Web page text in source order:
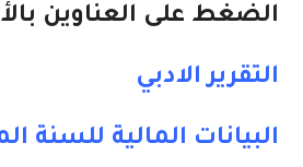
الضغط على العناوين
التقرير الادبي
البيانات المالية للسنة